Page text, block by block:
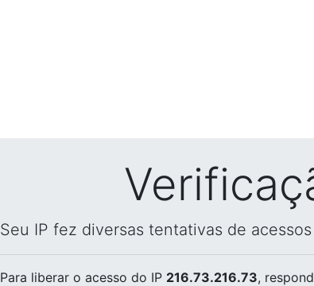
Seu IP fez diversas tentativas de
Para liberar o acesso do IP 216.73.216.73,